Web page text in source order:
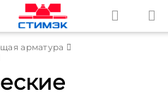
арматура